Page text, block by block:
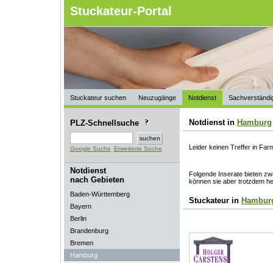
Stuckateur-Portal
Stuckateur suchen Neuzugänge Notdienst
PLZ-Schnellsuche
Google Suche Erweiterte Suche
Notdienst
nach Gebieten
Baden-Württemberg
Bayern
Berlin
Brandenburg
Bremen
Hamburg
Notdienst in Hamburg
Leider keinen Treffer in
Folgende Inserate bieten
können sie aber trotzdem
Stuckateur in